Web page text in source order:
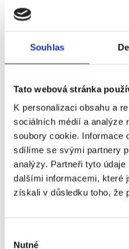
Souhlas
Tato webová stránka
K personalizaci obsahu a
sociálních médií a analýze
soubory cookie. Informace
sdílíme se svými partnery
analýzy. Partneři tyto
dalšími informacemi, které
získali v důsledku toho, že
Nutné
funkce
parkování sklep
cena
49 000 Kč